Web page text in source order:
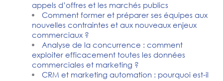
appels d’offres et les marchés publics
Comment former et préparer ses équipes aux
nouvelles contraintes et aux nouveaux enjeux
commerciaux ?
Analyse de la concurrence : comment
exploiter efficacement toutes les données
commerciales et marketing ?
CRM et marketing automation : pourquoi est-il